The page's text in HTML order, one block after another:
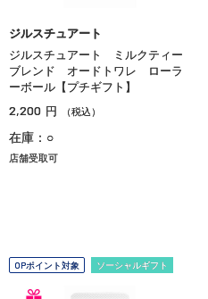
ジルスチュアート
ジルスチュアート ミルクティー
ブレンド オードトワレ ローラ
ーボール【プチギフト】
2,200 円 （税込）
在庫：○
店舗受取可
OPポイント対象 ソーシャルギフト